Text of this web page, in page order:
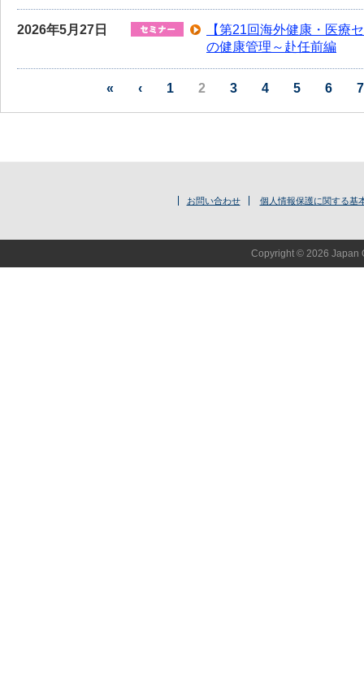
2026年5月27日
【第21回海外健康・医療
の健康管理～赴任前編
« ‹ 1 2 3 4 5 6 7
お問い合わせ 個人情報保護に関する基
Copyright © 2026 Japan